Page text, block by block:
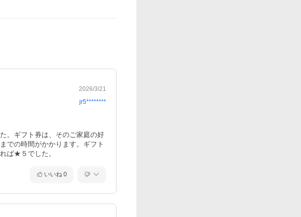
2026/3/21
jr5********
。ギフト券は、そのご家庭の好
での時間がかかります。ギフト
ば★５でした。
いいね 0